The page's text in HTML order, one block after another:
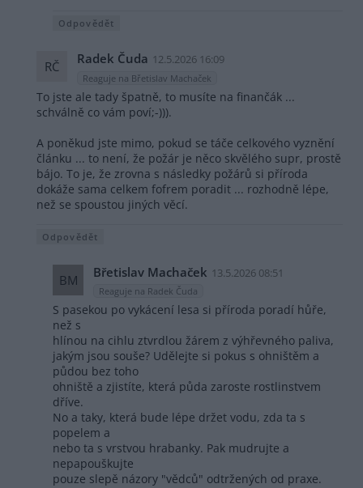
Odpovědět
RČ Radek Čuda 12.5.2026 16:09
Reaguje na Břetislav Machaček
To jste ale tady špatně, to musíte na finančák ...
schválně co vám poví;-))).
A poněkud jste mimo, pokud se táče celkového vyznění
článku ... to není, že požár je něco skvělého supr, prostě
bájo. To je, že zrovna s následky požárů si příroda
dokáže sama celkem fofrem poradit ... rozhodně lépe,
než se spoustou jiných věcí.
Odpovědět
BM Břetislav Machaček 13.5.2026 08:51
Reaguje na Radek Čuda
S pasekou po vykácení lesa si příroda poradí hůře,
než s
hlínou na cihlu ztvrdlou žárem z výhřevného paliva,
jakým jsou souše? Udělejte si pokus s ohništěm a
půdou bez toho
ohniště a zjistíte, která půda zaroste rostlinstvem
dříve.
No a taky, která bude lépe držet vodu, zda ta s
popelem a
nebo ta s vrstvou hrabanky. Pak mudrujte a
nepapouškujte
pouze slepě názory "vědců" odtržených od praxe.